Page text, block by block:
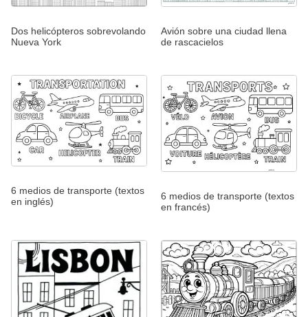
Dos helicópteros sobrevolando
Nueva York
Avión sobre una ciudad llena
de rascacielos
6 medios de transporte (textos
en inglés)
6 medios de transporte (textos
en francés)